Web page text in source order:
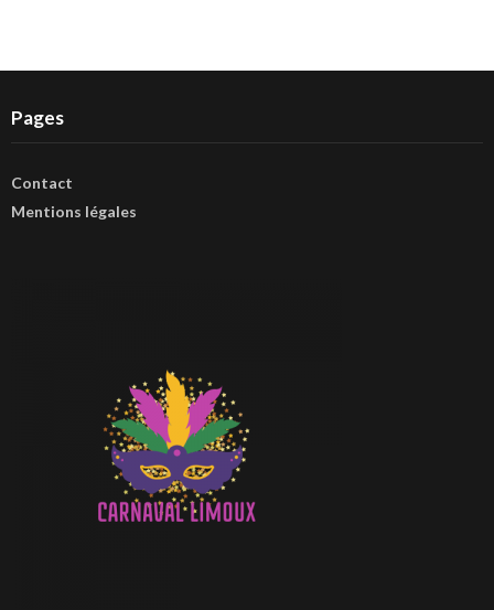
Pages
Contact
Mentions légales